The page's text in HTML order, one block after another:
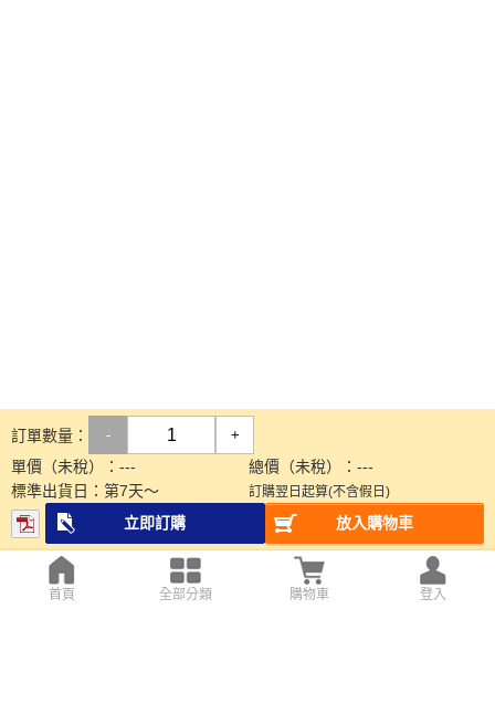
訂單數量： - +
單價（未稅）： --- 總價（未稅）： ---
標準出貨日： 第7天～ 訂購翌日起算(不含假日)
立即訂購 放入購物車
首頁 全部分類 購物車 登入